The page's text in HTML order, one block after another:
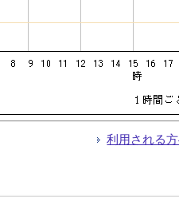
利用される